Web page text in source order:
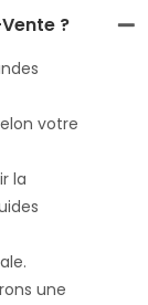
?
votre
la
une